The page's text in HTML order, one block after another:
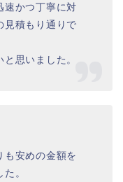
速かつ丁寧に対
見積もり通りで
思いました。
も安めの金額を
。